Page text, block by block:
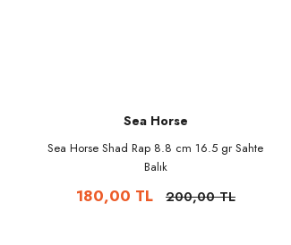
Sea Horse
Sea Horse Shad Rap 8.8 cm 16.5 gr Sahte
Balık
180,00 TL 200,00 TL